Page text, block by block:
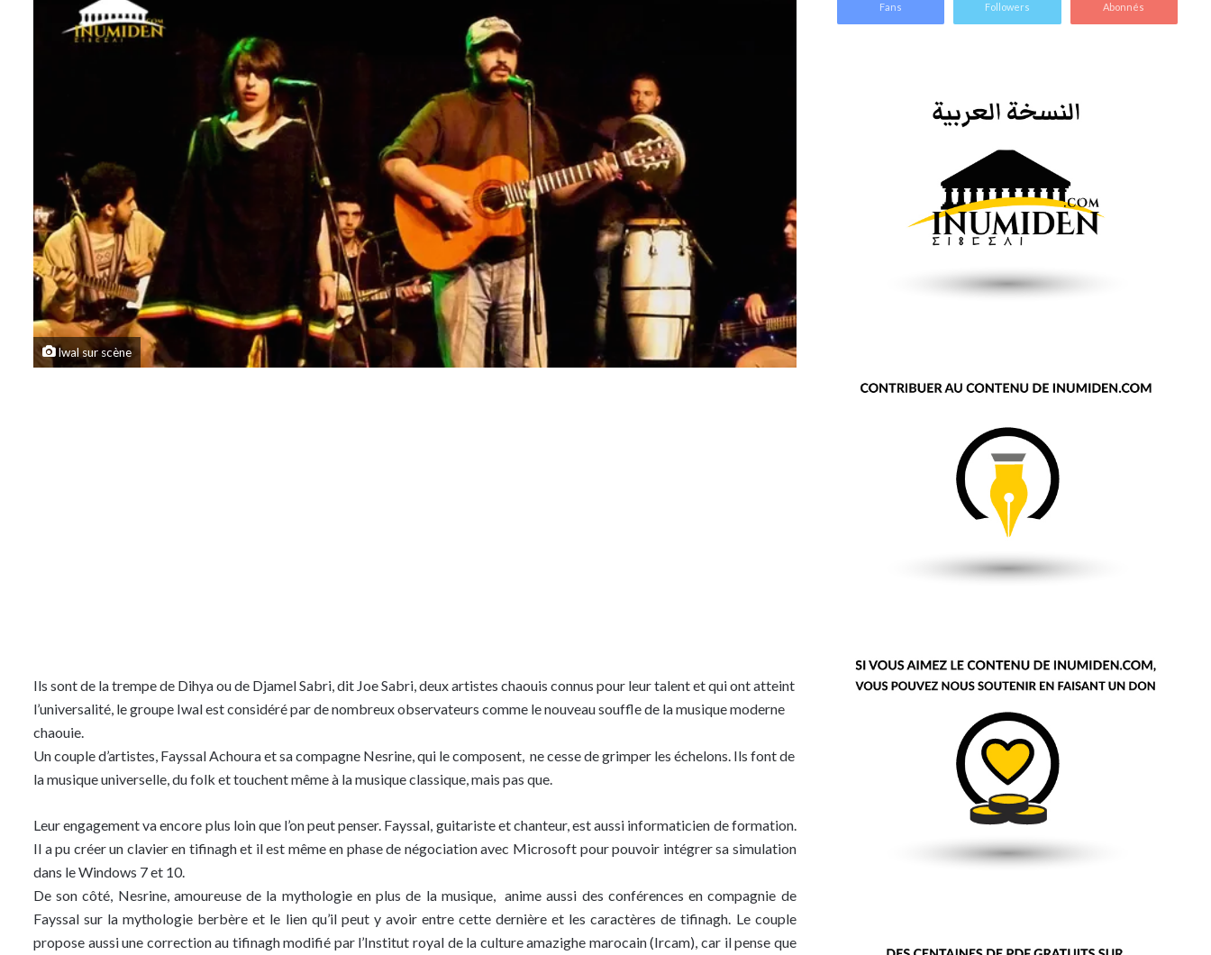
Iwal sur scène
Ils sont de la trempe de Dihya ou de Djamel Sabri, dit Joe Sabri, deux artistes chaouis connus pour leur talent et qui ont atteint
l’universalité, le groupe Iwal est considéré par de nombreux observateurs comme le nouveau souffle de la musique moderne
chaouie.
Un couple d’artistes, Fayssal Achoura et sa compagne Nesrine, qui le composent, ne cesse de grimper les échelons. Ils font de
la musique universelle, du folk et touchent même à la musique classique, mais pas que.
Leur engagement va encore plus loin que l’on peut penser. Fayssal, guitariste et chanteur, est aussi informaticien de formation.
Il a pu créer un clavier en tifinagh et il est même en phase de négociation avec Microsoft pour pouvoir intégrer sa simulation
dans le Windows 7 et 10.
De son côté, Nesrine, amoureuse de la mythologie en plus de la musique, anime aussi des conférences en compagnie de
Fayssal sur la mythologie berbère et le lien qu’il peut y avoir entre cette dernière et les caractères de tifinagh. Le couple
propose aussi une correction au tifinagh modifié par l’Institut royal de la culture amazighe marocain (Ircam), car il pense que
Fans Followers Abonnés